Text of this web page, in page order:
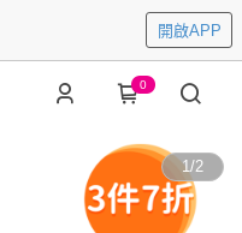
開啟APP
0
1/2